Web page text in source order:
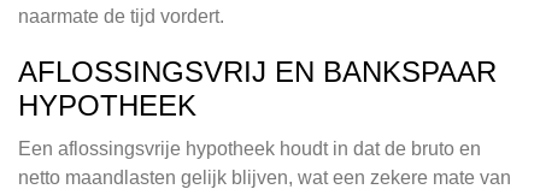
naarmate de tijd vordert.
AFLOSSINGSVRIJ EN BANKSPAAR
HYPOTHEEK
Een aflossingsvrije hypotheek houdt in dat de bruto en
netto maandlasten gelijk blijven, wat een zekere mate van